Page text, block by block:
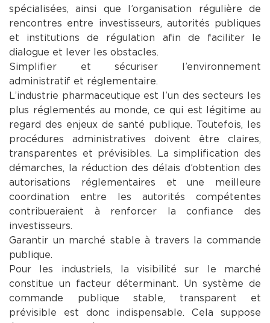
spécialisées, ainsi que l’organisation régulière de
rencontres entre investisseurs, autorités publiques
et institutions de régulation afin de faciliter le
dialogue et lever les obstacles.
Simplifier et sécuriser l’environnement
administratif et réglementaire.
L’industrie pharmaceutique est l’un des secteurs les
plus réglementés au monde, ce qui est légitime au
regard des enjeux de santé publique. Toutefois, les
procédures administratives doivent être claires,
transparentes et prévisibles. La simplification des
démarches, la réduction des délais d’obtention des
autorisations réglementaires et une meilleure
coordination entre les autorités compétentes
contribueraient à renforcer la confiance des
investisseurs.
Garantir un marché stable à travers la commande
publique.
Pour les industriels, la visibilité sur le marché
constitue un facteur déterminant. Un système de
commande publique stable, transparent et
prévisible est donc indispensable. Cela suppose